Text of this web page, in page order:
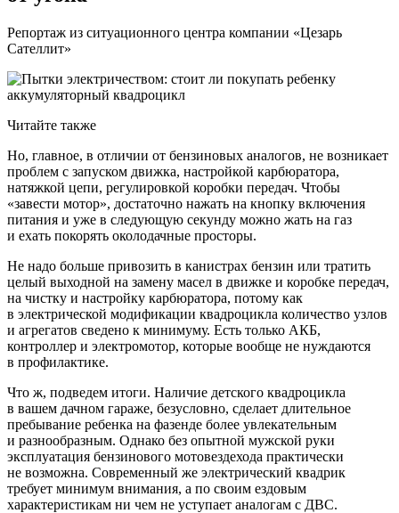
Репортаж из ситуационного центра компании «Цезарь
Сателлит»
Читайте также
Но, главное, в отличии от бензиновых аналогов, не возникает
проблем с запуском движка, настройкой карбюратора,
натяжкой цепи, регулировкой коробки передач. Чтобы
«завести мотор», достаточно нажать на кнопку включения
питания и уже в следующую секунду можно жать на газ
и ехать покорять околодачные просторы.
Не надо больше привозить в канистрах бензин или тратить
целый выходной на замену масел в движке и коробке передач,
на чистку и настройку карбюратора, потому как
в электрической модификации квадроцикла количество узлов
и агрегатов сведено к минимуму. Есть только АКБ,
контроллер и электромотор, которые вообще не нуждаются
в профилактике.
Что ж, подведем итоги. Наличие детского квадроцикла
в вашем дачном гараже, безусловно, сделает длительное
пребывание ребенка на фазенде более увлекательным
и разнообразным. Однако без опытной мужской руки
эксплуатация бензинового мотовездехода практически
не возможна. Современный же электрический квадрик
требует минимум внимания, а по своим ездовым
характеристикам ни чем не уступает аналогам с ДВС.